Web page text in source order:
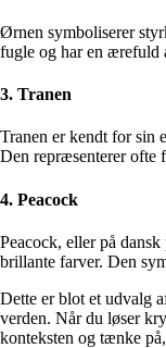
Ørnen symboliserer
fugle og har en ærefuld
3. Tranen
Tranen er kendt for sin
Den repræsenterer ofte
4. Peacock
Peacock, eller på
brillante farver. Den
Dette er blot et udvalg
verden. Når du løser
konteksten og tænke